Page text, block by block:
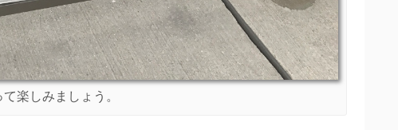
楽しみましょう。